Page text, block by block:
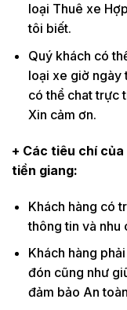
loại Thuê xe
tôi biết.
Quý khách có
loại xe giờ ngày
có thể chat trực
Xin cảm ơn.
+ Các tiêu chí
tiền giang:
Khách hàng có
thông tin và nhu
Khách hàng
đón cũng như
đảm bảo An